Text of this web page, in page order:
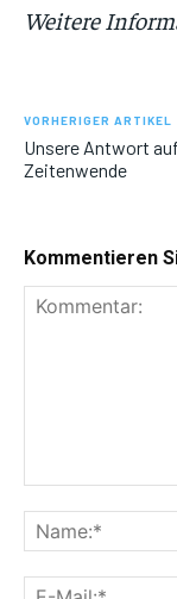
Weitere
VORHERIGER ARTIKEL
Unsere Antwort
Zeitenwende
Kommentieren